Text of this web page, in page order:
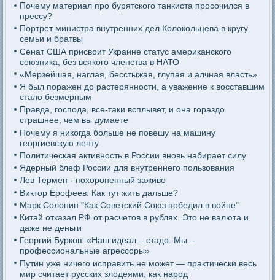
Почему материал про бурятского танкиста просочился в
прессу?
Портрет министра внутренних дел Колокольцева в кругу
семьи и братвы
Сенат США присвоит Украине статус американского
союзника, без всякого членства в НАТО
«Мерзейшая, наглая, бесстыжая, глупая и алчная власть»
Я был поражен до растерянности, а уважение к восставшим
стало безмерным
Правда, господа, все-таки всплывет, и она гораздо
страшнее, чем вы думаете
Почему я никогда больше не повешу на машину
георгиевскую ленту
Политическая активность в России вновь набирает силу
Ядерный блеф России для внутреннего пользования
Лев Термен - похороненный заживо
Виктор Ерофеев: Как тут жить дальше?
Марк Солонин "Как Советский Союз победил в войне"
Китай отказал РФ от расчетов в рублях. Это не валюта и
даже не деньги
Георгий Бурков: «Наш идеал – стадо. Мы –
профессиональные агрессоры»
Путин уже ничего исправить не может — практически весь
мир считает русских злодеями, как народ